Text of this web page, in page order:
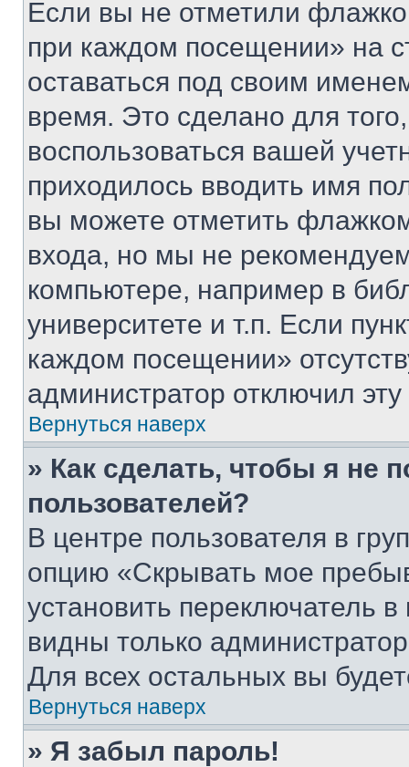
Если вы не отметили
при каждом посещении» на
оставаться под своим
время. Это сделано для
воспользоваться вашей
приходилось вводить имя
вы можете отметить
входа, но мы не
компьютере, например в
университете и т.п. Если
каждом посещении»
администратор отключил
Вернуться наверх
» Как сделать, чтобы я не
пользователей?
В центре пользователя в
опцию «Скрывать мое
установить переключатель
видны только
Для всех остальных вы
Вернуться наверх
» Я забыл пароль!